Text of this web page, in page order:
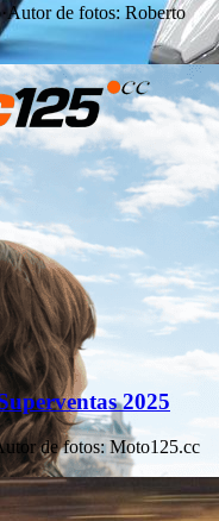
·Autor de fotos: Roberto
2025
de fotos: Moto125.cc